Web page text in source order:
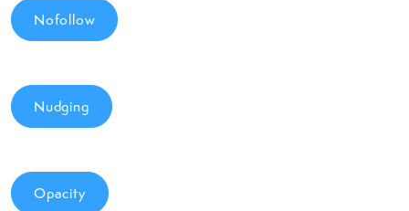
Nofollow
Nudging
Opacity